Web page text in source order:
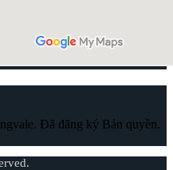
Đã đăng ký Bản quyền.